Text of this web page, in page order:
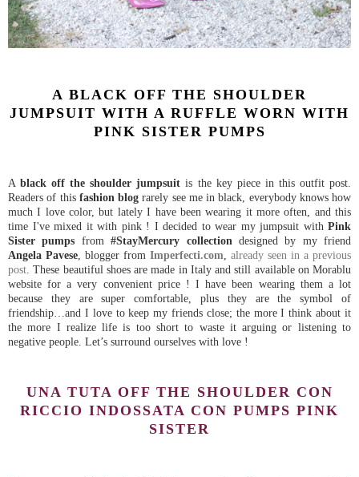
A BLACK OFF THE SHOULDER
JUMPSUIT WITH A RUFFLE WORN WITH
PINK SISTER PUMPS
Ablack off the shoulder jumpsuit is the key piece in this outfit post.
Readers of this fashion blograrely see me in black, everybody knows how
much I love color, but lately I have been wearing it more often, and this
time I've mixed it with pink ! I decided to wear my jumpsuit with Pink
Sister pumps from#StayMercury collection designed by my friend
Angela Pavese, blogger from Imperfecti.com, already seen in a previous
post. These beautiful shoes are made in Italy and still available on Morablu
website for a very convenient price ! I have been wearing them a lot
because they are super comfortable, plus they are the symbol of
friendship…and I love to keep my friends close; the more I think about it
the more I realize life is too short to waste it arguing or listening to
negative people. Let’s surround ourselves with love !
UNA TUTA OFF THE SHOULDER CON
RICCIO INDOSSATA CON PUMPS PINK
SISTER